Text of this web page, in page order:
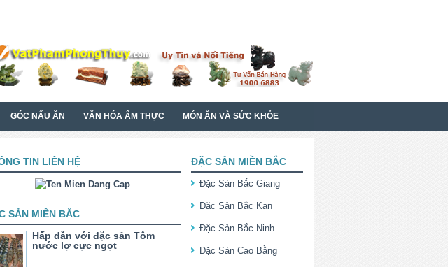
GÓC NẤU ĂN VĂN HÓA ẨM THỰC MÓN ĂN VÀ SỨC KHỎE
TIN LIÊN HỆ
SẢN MIỀN BẮC
Hấp dẫn với đặc sản Tôm
nước lợ cực ngọt
ĐẶC SẢN MIỀN BẮC
Đặc Sản Bắc Giang
Đặc Sản Bắc Kạn
Đặc Sản Bắc Ninh
Đặc Sản Cao Bằng